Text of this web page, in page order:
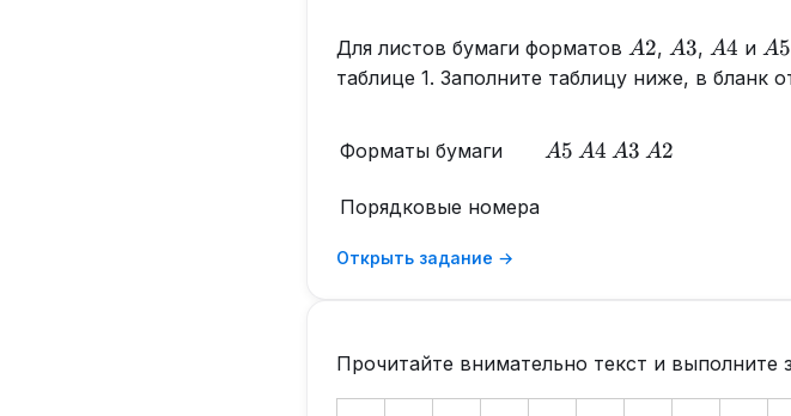
Для листов бумаги форматов A2
A2, A3
A3, A4
A4 и A5
A5
таблице 1. Заполните таблицу ниже, в бланк
Форматы бумаги A5
A5 A4
A4 A3
A3 A2
A2
Порядковые номера
Открыть задание →
Прочитайте внимательно текст и выполните